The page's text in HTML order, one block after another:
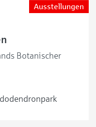
Ausstellungen
Botanischer